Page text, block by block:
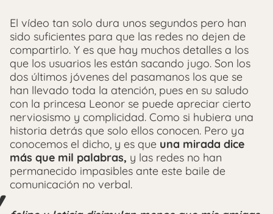
El vídeo tan solo dura unos segundos pero han
sido suficientes para que las redes no dejen de
compartirlo. Y es que hay muchos detalles a los
que los usuarios les están sacando jugo. Son los
dos últimos jóvenes del pasamanos los que se
han llevado toda la atención, pues en su saludo
con la princesa Leonor se puede apreciar cierto
nerviosismo y complicidad. Como si hubiera una
historia detrás que solo ellos conocen. Pero ya
conocemos el dicho, y es que una mirada dice
más que mil palabras, y las redes no han
permanecido impasibles ante este baile de
comunicación no verbal.